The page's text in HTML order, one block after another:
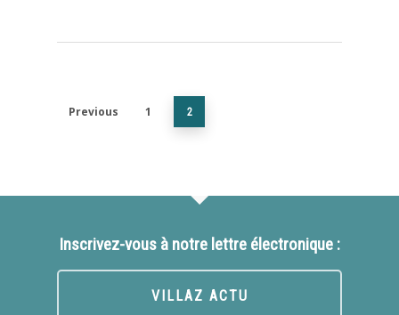
Previous 1 2
Inscrivez-vous à notre lettre électronique :
VILLAZ ACTU